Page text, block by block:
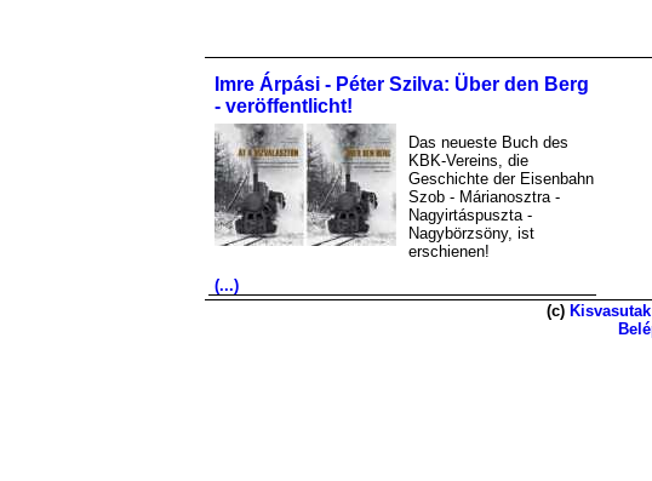
Imre Árpási - Péter Szilva: Über den Berg
- veröffentlicht!
Das neueste Buch des
KBK-Vereins, die
Geschichte der Eisenbahn
Szob - Márianosztra -
Nagyirtáspuszta -
Nagybörzsöny, ist
erschienen!
(...)
(c)